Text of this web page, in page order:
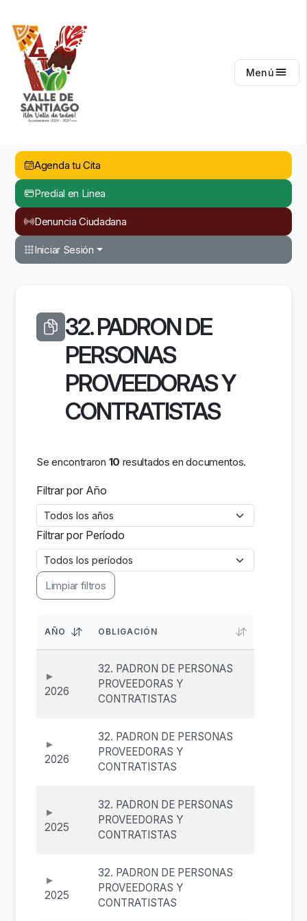
Menú
Agenda tu Cita
Predial en Linea
Denuncia Ciudadana
Iniciar Sesión
32. PADRON DE
PERSONAS
PROVEEDORAS Y
CONTRATISTAS
Se encontraron 10 resultados en documentos.
Filtrar por Año
Filtrar por Período
Limpiar filtros
AÑO OBLIGACIÓN
2026
32. PADRON DE PERSONAS
PROVEEDORAS Y
CONTRATISTAS
2026
32. PADRON DE PERSONAS
PROVEEDORAS Y
CONTRATISTAS
2025
32. PADRON DE PERSONAS
PROVEEDORAS Y
CONTRATISTAS
2025
32. PADRON DE PERSONAS
PROVEEDORAS Y
CONTRATISTAS